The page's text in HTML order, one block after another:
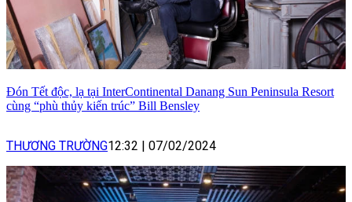
Đón Tết độc, lạ tại InterContinental Danang Sun Peninsula Resort
cùng “phù thủy kiến trúc” Bill Bensley
THƯƠNG TRƯỜNG12:32 | 07/02/2024